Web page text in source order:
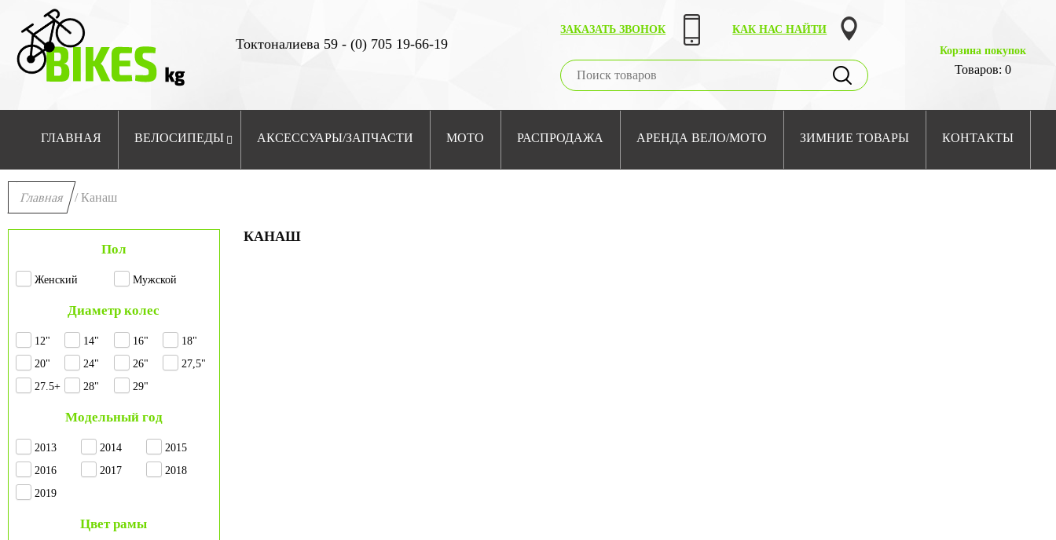
Токтоналиева 59 - (0) 705 19-66-19
ЗАКАЗАТЬ ЗВОНОК
КАК НАС НАЙТИ
Корзина покупок
Товаров: 0
ГЛАВНАЯ ВЕЛОСИПЕДЫ АКСЕССУАРЫ/ЗАПЧАСТИ МОТО РАСПРОДАЖА АРЕНДА ВЕЛО/МОТО ЗИМНИЕ ТОВАРЫ КОНТАКТЫ
Главная / Канаш
Пол
Женский Мужской
Диаметр колес
12" 14" 16"
18"
20"
24" 26"
27,5"
27.5+
28" 29"
Модельный год
2013 2014
2015
2016
2017
2018
2019
Цвет рамы
КАНАШ